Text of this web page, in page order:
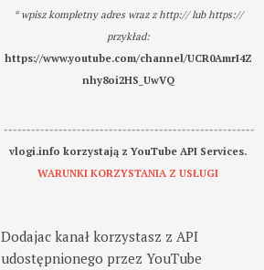
* wpisz kompletny adres wraz z http:// lub https://
przykład:
https://www.youtube.com/channel/UCR0AmrI4Z
nhy8oi2HS_UwVQ
-------------------------------------------------------
vlogi.info korzystają z YouTube API Services.
WARUNKI KORZYSTANIA Z USŁUGI
Dodajac kanał korzystasz z API
udostępnionego przez YouTube